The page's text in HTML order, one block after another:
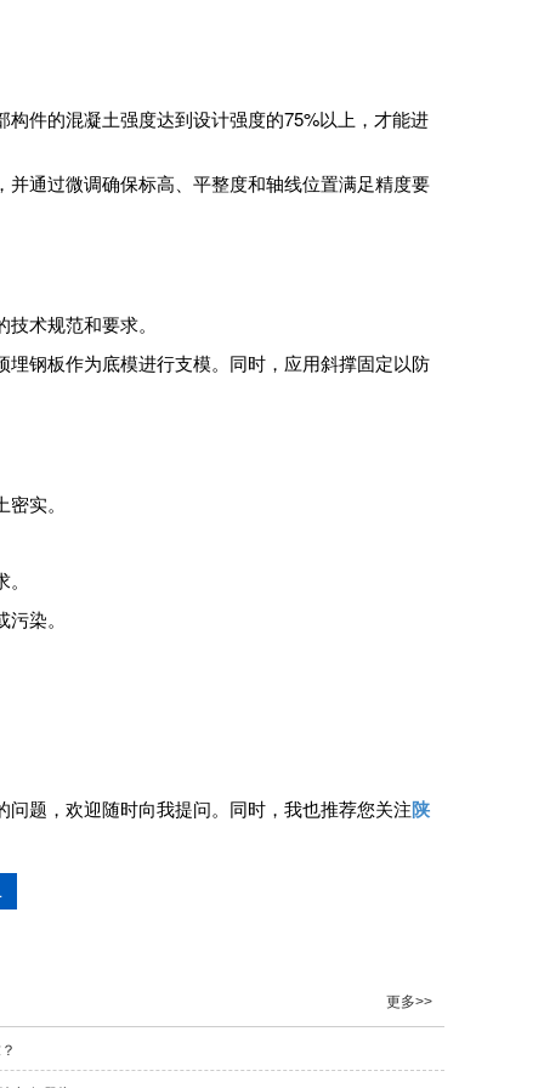
件的混凝土强度达到设计强度的75%以上，才能进
通过微调确保标高、平整度和轴线位置满足精度要
术规范和要求。
钢板作为底模进行支模。同时，应用斜撑固定以防
实。
染。
题，欢迎随时向我提问。同时，我也推荐您关注陕
更多>>